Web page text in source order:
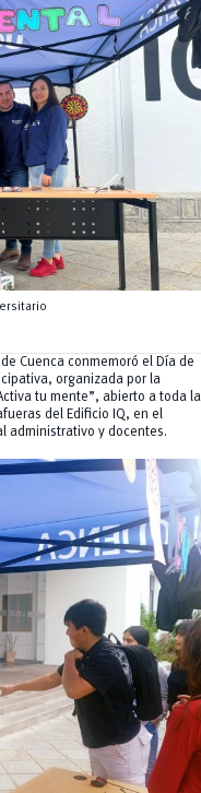
Cuenca conmemoró el Día de
organizada por la
tu mente”, abierto a toda la
del Edificio IQ, en el
administrativo y docentes.